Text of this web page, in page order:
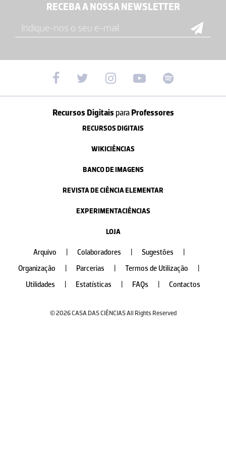
RECEBA A NOSSA NEWSLETTER
Recursos Digitais paraProfessores
RECURSOS DIGITAIS
WIKICIÊNCIAS
BANCO DE IMAGENS
REVISTA DE CIÊNCIA ELEMENTAR
EXPERIMENTACIÊNCIAS
LOJA
Arquivo Colaboradores Sugestões
Organização
Parcerias Termos de Utilização
Utilidades
Estatísticas FAQs Contactos
© 2026 CASA DAS CIÊNCIAS All Rights Reserved